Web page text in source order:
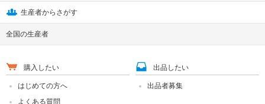
生産者からさがす
全国の生産者
購入したい
はじめての方へ
よくある質問
出品したい
出品者募集